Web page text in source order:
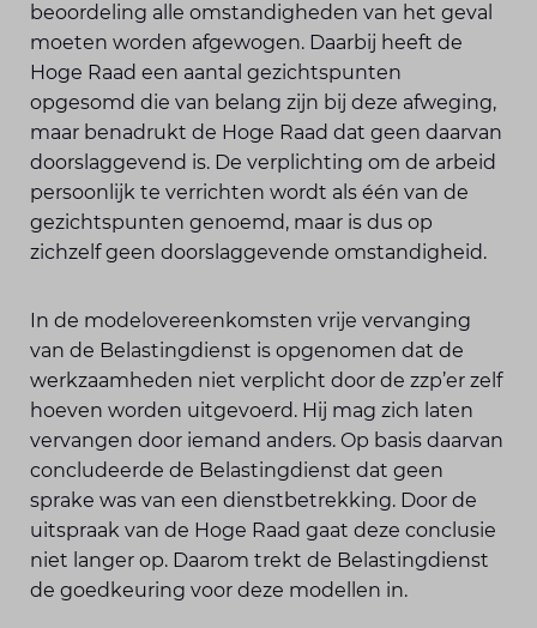
beoordeling alle omstandigheden van het geval
moeten worden afgewogen. Daarbij heeft de
Hoge Raad een aantal gezichtspunten
opgesomd die van belang zijn bij deze afweging,
maar benadrukt de Hoge Raad dat geen daarvan
doorslaggevend is. De verplichting om de arbeid
persoonlijk te verrichten wordt als één van de
gezichtspunten genoemd, maar is dus op
zichzelf geen doorslaggevende omstandigheid.
In de modelovereenkomsten vrije vervanging
van de Belastingdienst is opgenomen dat de
werkzaamheden niet verplicht door de zzp’er zelf
hoeven worden uitgevoerd. Hij mag zich laten
vervangen door iemand anders. Op basis daarvan
concludeerde de Belastingdienst dat geen
sprake was van een dienstbetrekking. Door de
uitspraak van de Hoge Raad gaat deze conclusie
niet langer op. Daarom trekt de Belastingdienst
de goedkeuring voor deze modellen in.